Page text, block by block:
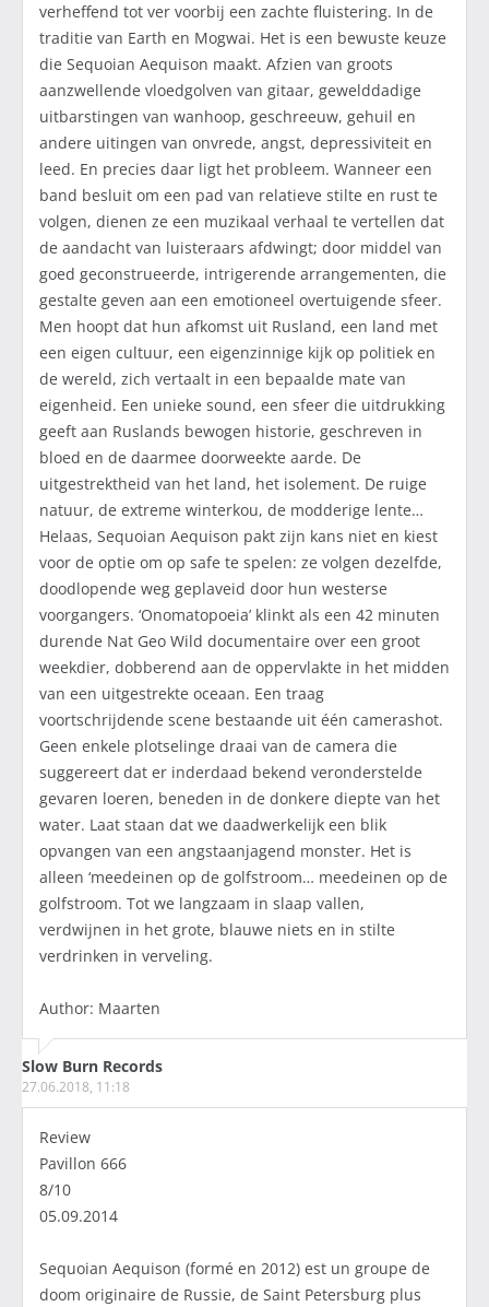
verheffend tot ver voorbij een zachte fluistering. In de
traditie van Earth en Mogwai. Het is een bewuste keuze
die Sequoian Aequison maakt. Afzien van groots
aanzwellende vloedgolven van gitaar, gewelddadige
uitbarstingen van wanhoop, geschreeuw, gehuil en
andere uitingen van onvrede, angst, depressiviteit en
leed. En precies daar ligt het probleem. Wanneer een
band besluit om een pad van relatieve stilte en rust te
volgen, dienen ze een muzikaal verhaal te vertellen dat
de aandacht van luisteraars afdwingt; door middel van
goed geconstrueerde, intrigerende arrangementen, die
gestalte geven aan een emotioneel overtuigende sfeer.
Men hoopt dat hun afkomst uit Rusland, een land met
een eigen cultuur, een eigenzinnige kijk op politiek en
de wereld, zich vertaalt in een bepaalde mate van
eigenheid. Een unieke sound, een sfeer die uitdrukking
geeft aan Ruslands bewogen historie, geschreven in
bloed en de daarmee doorweekte aarde. De
uitgestrektheid van het land, het isolement. De ruige
natuur, de extreme winterkou, de modderige lente…
Helaas, Sequoian Aequison pakt zijn kans niet en kiest
voor de optie om op safe te spelen: ze volgen dezelfde,
doodlopende weg geplaveid door hun westerse
voorgangers. ‘Onomatopoeia’ klinkt als een 42 minuten
durende Nat Geo Wild documentaire over een groot
weekdier, dobberend aan de oppervlakte in het midden
van een uitgestrekte oceaan. Een traag
voortschrijdende scene bestaande uit één camerashot.
Geen enkele plotselinge draai van de camera die
suggereert dat er inderdaad bekend veronderstelde
gevaren loeren, beneden in de donkere diepte van het
water. Laat staan dat we daadwerkelijk een blik
opvangen van een angstaanjagend monster. Het is
alleen ‘meedeinen op de golfstroom… meedeinen op de
golfstroom. Tot we langzaam in slaap vallen,
verdwijnen in het grote, blauwe niets en in stilte
verdrinken in verveling.
Author: Maarten
Slow Burn Records
27.06.2018, 11:18
Review
Pavillon 666
8/10
05.09.2014
Sequoian Aequison (formé en 2012) est un groupe de
doom originaire de Russie, de Saint Petersburg plus